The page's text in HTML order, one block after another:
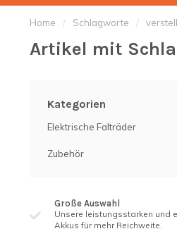
Home / Schlagworte /
Artikel mit
Kategorien
Elektrische Falträder
Zubehör
Große Auswahl
Unsere leistungsstarken und
Akkus für mehr Reichweite.